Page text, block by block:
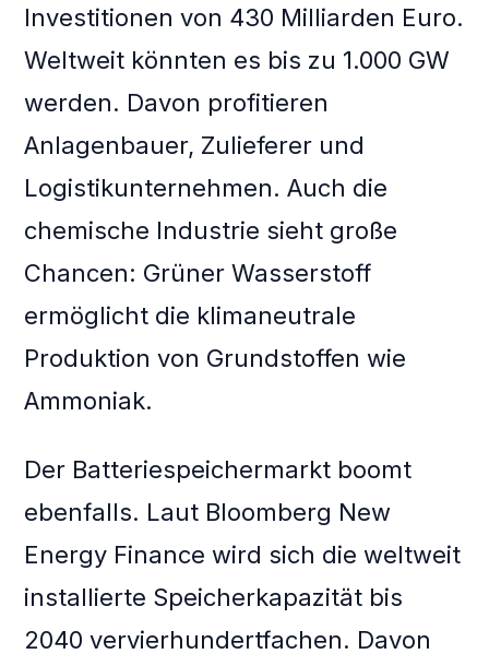
Investitionen von 430 Milliarden Euro.
Weltweit könnten es bis zu 1.000 GW
werden. Davon profitieren
Anlagenbauer, Zulieferer und
Logistikunternehmen. Auch die
chemische Industrie sieht große
Chancen: Grüner Wasserstoff
ermöglicht die klimaneutrale
Produktion von Grundstoffen wie
Ammoniak.
Der Batteriespeichermarkt boomt
ebenfalls. Laut Bloomberg New
Energy Finance wird sich die weltweit
installierte Speicherkapazität bis
2040 vervierhundertfachen. Davon